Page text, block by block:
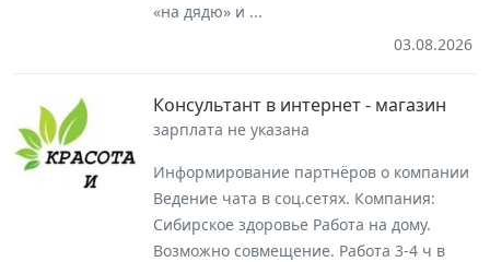
«на дядю» и ...
03.08.2026
Консультант в интернет - магазин
зарплата не указана
Информирование партнёров о компании
Ведение чата в соц.сетях. Компания:
Сибирское здоровье Работа на дому.
Возможно совмещение. Работа 3-4 ч в